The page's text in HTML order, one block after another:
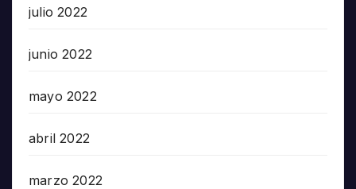
julio 2022
junio 2022
mayo 2022
abril 2022
marzo 2022